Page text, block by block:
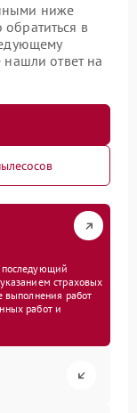
ниже
в
нашли ответ на
последующий
страховых
выполнения работ
работ и